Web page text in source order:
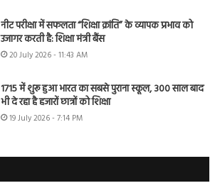
नीट परीक्षा में सफलता “शिक्षा क्रांति” के व्यापक प्रभाव को
उजागर करती है: शिक्षा मंत्री बैंस
20 July 2026 - 11:43 AM
1715 में शुरू हुआ भारत का सबसे पुराना स्कूल, 300 साल बाद
भी दे रहा है हजारों छात्रों को शिक्षा
19 July 2026 - 7:14 PM